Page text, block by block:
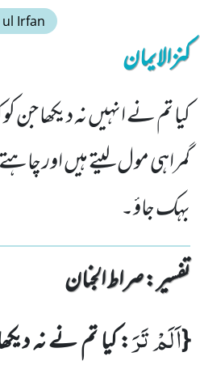
ul Irfan
کنزالایمان
کیا تم نے انہیں نہ دیکھا
گمراہی مول لیتے ہیں اور
بہک جاؤ۔
تفسیر : ‎صراط الجنان
{اَلَمْ تَرَ: کیا تم نے نہ